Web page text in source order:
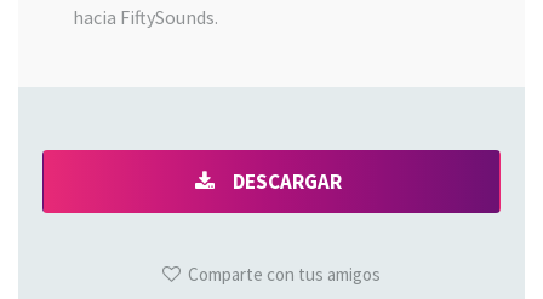
hacia FiftySounds.
DESCARGAR
Comparte con tus amigos